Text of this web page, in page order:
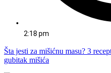
2:18 pm
Šta jesti za mišićnu masu? 3
gubitak mišića